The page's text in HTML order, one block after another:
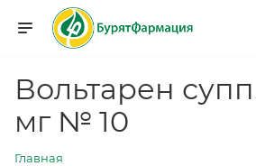
Вольтарен
мг № 10
Главная